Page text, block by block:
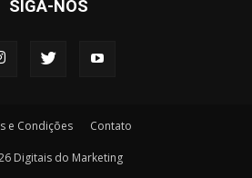
SIGA-NOS
e Condições Contato
Digitais do Marketing